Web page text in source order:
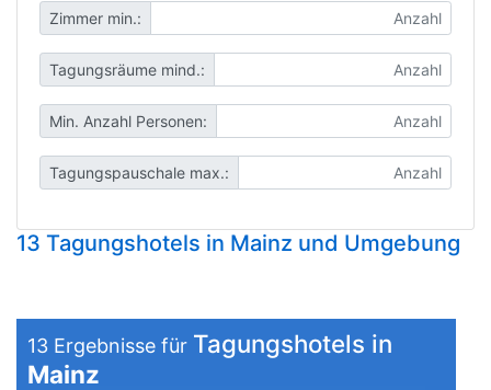
Zimmer min.:
Tagungsräume mind.:
Min. Anzahl Personen:
Tagungspauschale max.:
13 Tagungshotels in Mainz und Umgebung
13 Ergebnisse für Tagungshotels in
Mainz